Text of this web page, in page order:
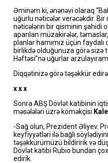
Əminəm ki, ənənəvi olaraq
uğurlu nəticələr verəcəkdir. Bir
nəticələrin bir qisminin şahidi
aparılan müzakirələr,
planlar hamımız üçün faydalı
birlikdə olduğunuza görə sizə
Həftəsi”nə uğurlar arzulayıram.
Diqqətinizə görə təşəkkür
x x x
Sonra ABŞ Dövlət katibinin
məsələləri üzrə köməkçisi
-Sağ olun, Prezident Əliyev.
keyfiyyətləri ilə bağlı
təşəkkürümüzü bildiririk və
Dövlət katibi Rubio bundan
edirik.